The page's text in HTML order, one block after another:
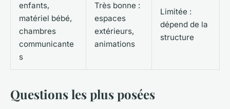
enfants,
matériel bébé,
chambres
communicante
s
Très bonne :
espaces
extérieurs,
animations
Limitée :
dépend de la
structure
Questions les plus posées